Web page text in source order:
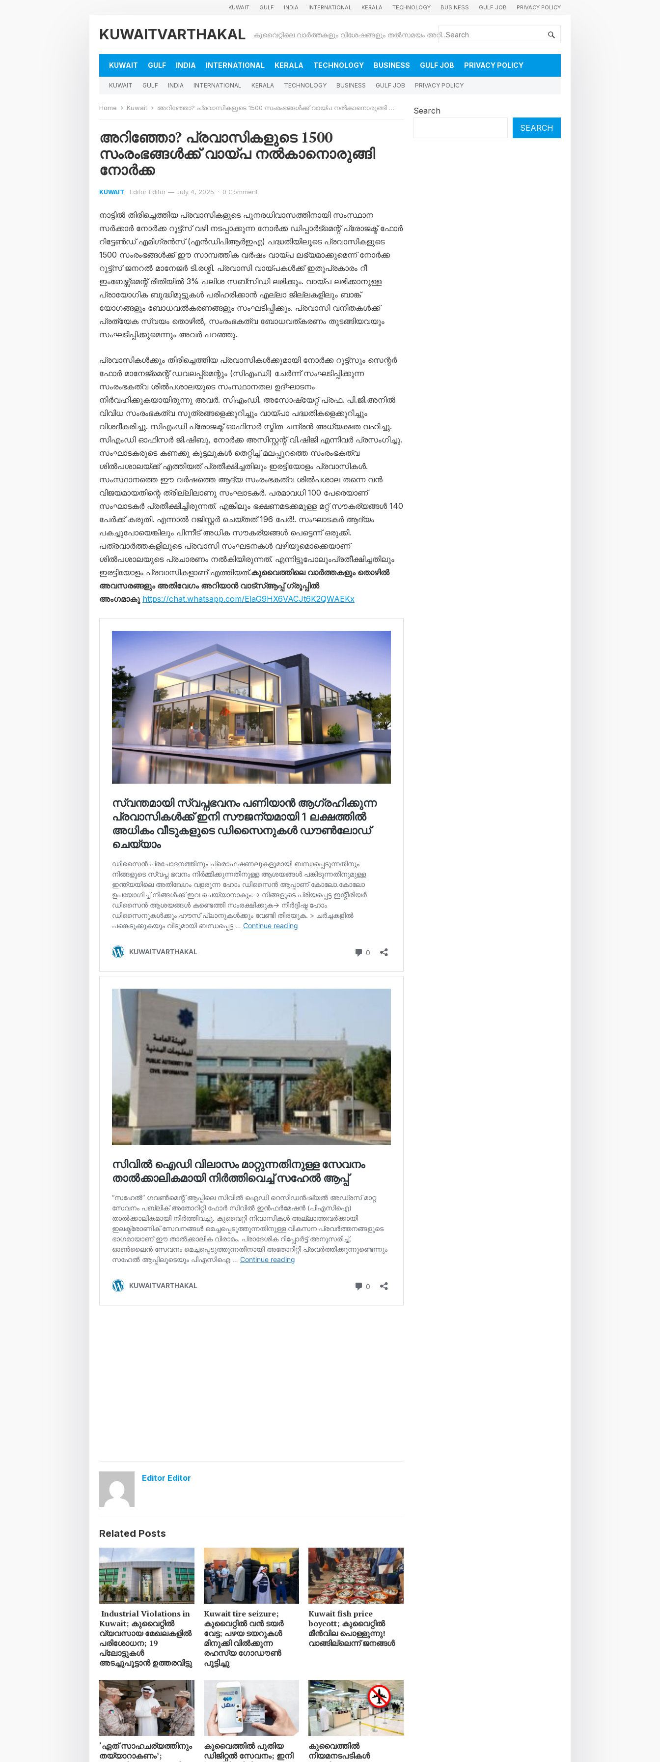
KUWAIT GULF INDIA INTERNATIONAL KERALA TECHNOLOGY BUSINESS GULF JOB PRIVACY POLICY
KUWAITVARTHAKAL കുവൈറ്റിലെ വാർത്തകളും വിശേഷങ്ങളും തൽസമയം അറിയാൻ
KUWAIT GULF INDIA INTERNATIONAL KERALA TECHNOLOGY BUSINESS GULF JOB PRIVACY POLICY
KUWAIT GULF INDIA INTERNATIONAL KERALA TECHNOLOGY BUSINESS GULF JOB PRIVACY POLICY
Home Kuwait അറിഞ്ഞോ? പ്രവാസികളുടെ 1500 സംരംഭങ്ങൾക്ക് വായ്പ നൽകാനൊരുങ്ങി നോർക്ക
അറിഞ്ഞോ? പ്രവാസികളുടെ 1500
സംരംഭങ്ങൾക്ക് വായ്പ നൽകാനൊരുങ്ങി
നോർക്ക
KUWAIT Editor Editor — July 4, 2025 · 0 Comment
നാട്ടിൽ തിരിച്ചെത്തിയ പ്രവാസികളുടെ പുനരധിവാസത്തിനായി സംസ്ഥാന
സർക്കാർ നോർക്ക റൂട്ട്സ് വഴി നടപ്പാക്കുന്ന നോർക്ക ഡിപ്പാർട്മെന്റ് പ്രോജക്ട് ഫോർ
റിട്ടേൺഡ് എമിഗ്രൻസ് (എൻഡിപിആർഇഎ) പദ്ധതിയിലൂടെ പ്രവാസികളുടെ
1500 സംരംഭങ്ങൾക്ക് ഈ സാമ്പത്തിക വർഷം വായ്പ ലഭ്യമാക്കുമെന്ന് നോർക്ക
റൂട്ട്സ് ജനറൽ മാനേജർ ടി.രശ്മി. പ്രവാസി വായ്പകൾക്ക് ഇതുപ്രകാരം റീ
ഇംബേഴ്സ്മെന്റ് രീതിയിൽ 3% പലിശ സബ്സിഡി ലഭിക്കും. വായ്പ ലഭിക്കാനുള്ള
പ്രായോഗിക ബുദ്ധിമുട്ടുകൾ പരിഹരിക്കാൻ എല്ലാ ജില്ലകളിലും ബാങ്ക്
യോഗങ്ങളും ബോധവൽകരണങ്ങളും സംഘടിപ്പിക്കും. പ്രവാസി വനിതകൾക്ക്
പ്രത്യേക സ്വയം തൊഴിൽ, സംരംഭകത്വ ബോധവത്കരണം തുടങ്ങിയവയും
സംഘടിപ്പിക്കുമെന്നും അവർ പറഞ്ഞു.
പ്രവാസികൾക്കും തിരിച്ചെത്തിയ പ്രവാസികൾക്കുമായി നോർക്ക റൂട്ട്സും സെന്റർ
ഫോർ മാനേജ്മെന്റ് ഡവലപ്പ്മെന്റും (സിഎംഡി) ചേർന്ന് സംഘടിപ്പിക്കുന്ന
സംരംഭകത്വ ശിൽപശാലയുടെ സംസ്ഥാനതല ഉദ്ഘാടനം
നിർവഹിക്കുകയായിരുന്നു അവർ. സിഎംഡി. അസോഷ്യേറ്റ് പ്രഫ. പി.ജി.അനിൽ
വിവിധ സംരംഭകത്വ സൂത്രങ്ങളെക്കുറിച്ചും വായ്പാ പദ്ധതികളെക്കുറിച്ചും
വിശദീകരിച്ചു. സിഎംഡി പ്രോജക്ട് ഓഫിസർ സ്മിത ചന്ദ്രൻ അധ്യക്ഷത വഹിച്ചു.
സിഎംഡി ഓഫിസർ ജി.ഷിബു, നോർക്ക അസിസ്റ്റന്റ് വി.ഷിജി എന്നിവർ പ്രസംഗിച്ചു.
സംഘാടകരുടെ കണക്കു കൂട്ടലുകൾ തെറ്റിച്ച് മലപ്പുറത്തെ സംരംഭകത്വ
ശിൽപശാലയ്ക്ക് എത്തിയത് പ്രതീക്ഷിച്ചതിലും ഇരട്ടിയോളം പ്രവാസികൾ.
സംസ്ഥാനത്തെ ഈ വർഷത്തെ ആദ്യ സംരംഭകത്വ ശിൽപശാല തന്നെ വൻ
വിജയമായതിന്റെ ത്രില്ലിലാണു സംഘാടകർ. പരമാവധി 100 പേരെയാണ്
സംഘാടകർ പ്രതീക്ഷിച്ചിരുന്നത്. എങ്കിലും ഭക്ഷണമടക്കമുള്ള മറ്റ് സൗകര്യങ്ങൾ 140
പേർക്ക് കരുതി. എന്നാൽ റജിസ്റ്റർ ചെയ്തത് 196 പേർ!. സംഘാടകർ ആദ്യം
പകച്ചുപോയെങ്കിലും പിന്നീട് അധിക സൗകര്യങ്ങൾ പെട്ടെന്ന് ഒരുക്കി.
പത്രവാർത്തകളിലൂടെ പ്രവാസി സംഘടനകൾ വഴിയുമൊക്കെയാണ്
ശിൽപശാലയുടെ പ്രചാരണം നൽകിയിരുന്നത്. എന്നിട്ടുപോലുംപ്രതീക്ഷിച്ചതിലും
ഇരട്ടിയോളം പ്രവാസികളാണ് എത്തിയത്.കുവൈത്തിലെ വാർത്തകളും തൊഴിൽ
അവസരങ്ങളും അതിവേഗം അറിയാൻ വാട്സ്ആപ്പ് ഗ്രൂപ്പിൽ
അംഗമാകൂ https://chat.whatsapp.com/ElaG9HX6VACJt6K2QWAEKx
Editor Editor
Related Posts
Industrial Violations in
Kuwait; കുവൈറ്റിൽ
വ്യവസായ മേഖലകളിൽ
പരിശോധന; 19
പ്ലോട്ടുകൾ
അടച്ചുപൂട്ടാൻ ഉത്തരവിട്ടു
Kuwait tire seizure;
കുവൈറ്റിൽ വൻ ടയർ
വേട്ട; പഴയ ടയറുകൾ
മിനുക്കി വിൽക്കുന്ന
രഹസ്യ ഗോഡൗൺ
പൂട്ടിച്ചു
Kuwait fish price
boycott; കുവൈറ്റിൽ
മീൻവില പൊള്ളുന്നു!
വാങ്ങില്ലെന്ന് ജനങ്ങൾ
‘ഏത് സാഹചര്യത്തിനും
തയ്യാറാകണം’;
കുവൈത്തിൽ പുതിയ
ഡിജിറ്റൽ സേവനം; ഇനി
കുവൈത്തിൽ
നിയമനടപടികൾ
Search
SEARCH